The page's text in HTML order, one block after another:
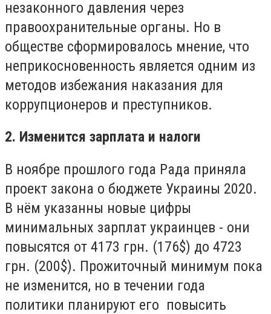
незаконного давления через
правоохранительные органы. Но в
обществе сформировалось мнение, что
неприкосновенность является одним из
методов избежания наказания для
коррупционеров и преступников.
2. Изменится зарплата и налоги
В ноябре прошлого года Рада приняла
проект закона о бюджете Украины 2020.
В нём указанны новые цифры
минимальных зарплат украинцев - они
повысятся от 4173 грн. (176$) до 4723
грн. (200$). Прожиточный минимум пока
не изменится, но в течении года
политики планируют его повысить